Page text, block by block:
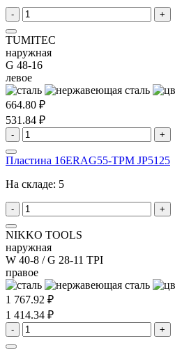
- +
TUMITEC
наружная
G 48-16
левое
664.80 ₽
531.84 ₽
- +
Пластина 16ERAG55-TPM JP5125
На складе: 5
- +
NIKKO TOOLS
наружная
W 40-8 / G 28-11 TPI
правое
1 767.92 ₽
1 414.34 ₽
- +